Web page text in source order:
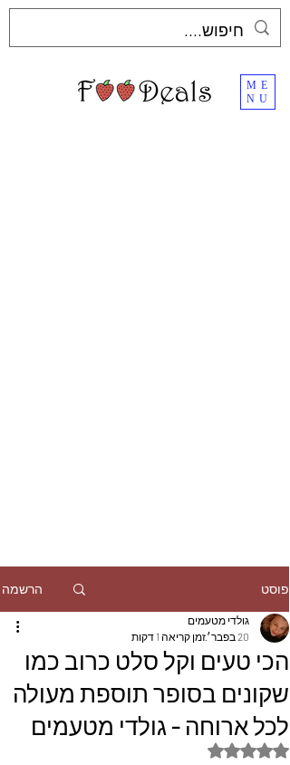
ME
NU
פוסט הרשמה
הכי טעים וקל סלט כרוב כמו
שקונים בסופר תוספת מעולה
לכל ארוחה - גולדי מטעמים
גולדי מטעמים
20 בפבר׳
זמן קריאה 1 דקות
דירוג של NaN מתוך 5 כוכבים